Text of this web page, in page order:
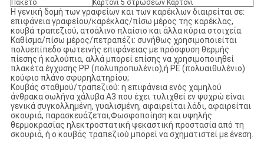
Πακέτο
Καρτόνι 5 στρώσεων Καρτόνι
Η γενική δομή των γραφείων και των καρέκλων διαιρείται σε:
επιφάνεια γραφείου/καρέκλας/πίσω μέρος της καρέκλας,
κουβά τραπεζιού, ατσάλινο πλαίσιο και άλλα κύρια στοιχεία.
Καθίσμα/πίσω μέρος/πετραπέζι: συνήθως χρησιμοποιείται
πολυεπίπεδο φωτεινής επιφάνειας με πρόσφυση θερμής
πίεσης ή καλούπια, αλλά μπορεί επίσης να χρησιμοποιηθεί
πλακέτα έγχυσης PP (πολυπροπυλένιο),ή PE (πολυαιθυλένιο)
κούφιο πλάνο σφυρηλατηρίου;
Κουβάς σταθμού/τραπεζιού: η επιφάνεια ενός χαμηλού
άνθρακα σωλήνα χάλυβα A3 που έχει τυλιχθεί εν ψυχρώ είναι
γενικά συγκολλημένη, γυαλισμένη, αφαιρείται λάδι, αφαιρείται
σκουριά, παρασκευάζεται,Φωσφοποίηση και υψηλής
θερμοκρασίας ηλεκτροστατική ψεκαστική προστασία από τη
σκουριά, ή ο κουβάς τραπεζιού μπορεί να σχηματιστεί με ένεση.